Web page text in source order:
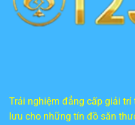
Trải nghiệm đẳng cấp giải trí
lưu cho những tín đồ săn